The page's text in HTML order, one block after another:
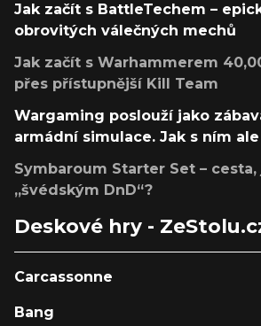
Jak začít s BattleTechem –
obrovitých válečných mechů
Jak začít s Warhammerem
přes přístupnější Kill Team
Wargaming poslouží jako
armádní simulace. Jak s ním
Symbaroum Starter Set –
„švédským DnD“?
Deskové hry -
Carcassonne
Bang